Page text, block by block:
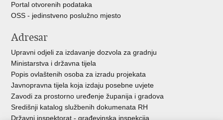
Portal otvorenih podataka
OSS - jedinstveno poslužno mjesto
Adresar
Upravni odjeli za izdavanje dozvola za gradnju
Ministarstva i državna tijela
Popis ovlaštenih osoba za izradu projekata
Javnopravna tijela koja izdaju posebne uvjete
Zavodi za prostorno uređenje županija i gradova
Središnji katalog službenih dokumenata RH
Državni inspektorat - građevinska inspekcija